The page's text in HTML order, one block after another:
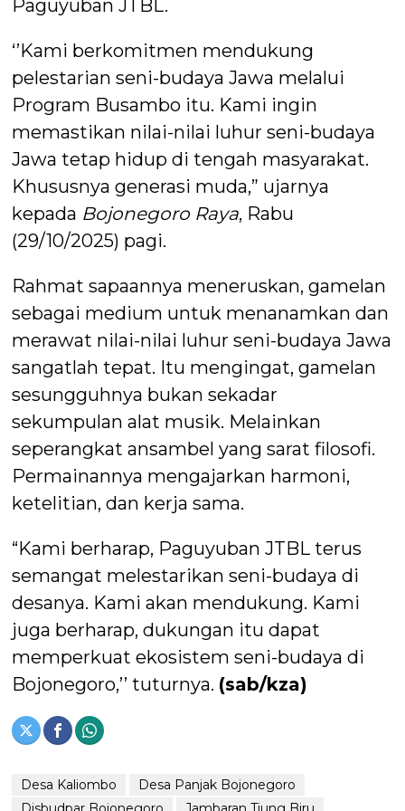
Paguyuban JTBL.
‘’Kami berkomitmen mendukung
pelestarian seni-budaya Jawa melalui
Program Busambo itu. Kami ingin
memastikan nilai-nilai luhur seni-budaya
Jawa tetap hidup di tengah masyarakat.
Khususnya generasi muda,” ujarnya
kepada Bojonegoro Raya, Rabu
(29/10/2025) pagi.
Rahmat sapaannya meneruskan, gamelan
sebagai medium untuk menanamkan dan
merawat nilai-nilai luhur seni-budaya Jawa
sangatlah tepat. Itu mengingat, gamelan
sesungguhnya bukan sekadar
sekumpulan alat musik. Melainkan
seperangkat ansambel yang sarat filosofi.
Permainannya mengajarkan harmoni,
ketelitian, dan kerja sama.
“Kami berharap, Paguyuban JTBL terus
semangat melestarikan seni-budaya di
desanya. Kami akan mendukung. Kami
juga berharap, dukungan itu dapat
memperkuat ekosistem seni-budaya di
Bojonegoro,’’ tuturnya. (sab/kza)
Desa Kaliombo
Desa Panjak Bojonegoro